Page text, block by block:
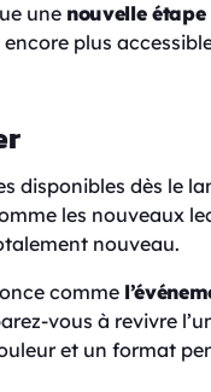
une nouvelle
plus
disponibles dès le
les nouveaux
nouveau.
comme
vous à revivre
et un format